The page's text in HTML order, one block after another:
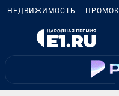
НЕДВИЖИМОСТЬ